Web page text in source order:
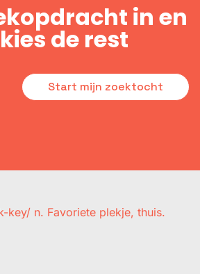
in en
de rest
Start mijn zoektocht
key/ n. Favoriete plekje, thuis.